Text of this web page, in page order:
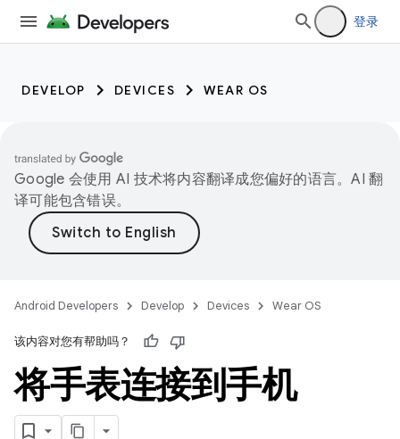
登录
DEVELOP DEVICES WEAR OS
Google 会使用 AI 技术将内容翻译成您偏好的语言。AI 翻
译可能包含错误。
Android Developers Develop Devices Wear OS
该内容对您有帮助吗？
将手表连接到手机